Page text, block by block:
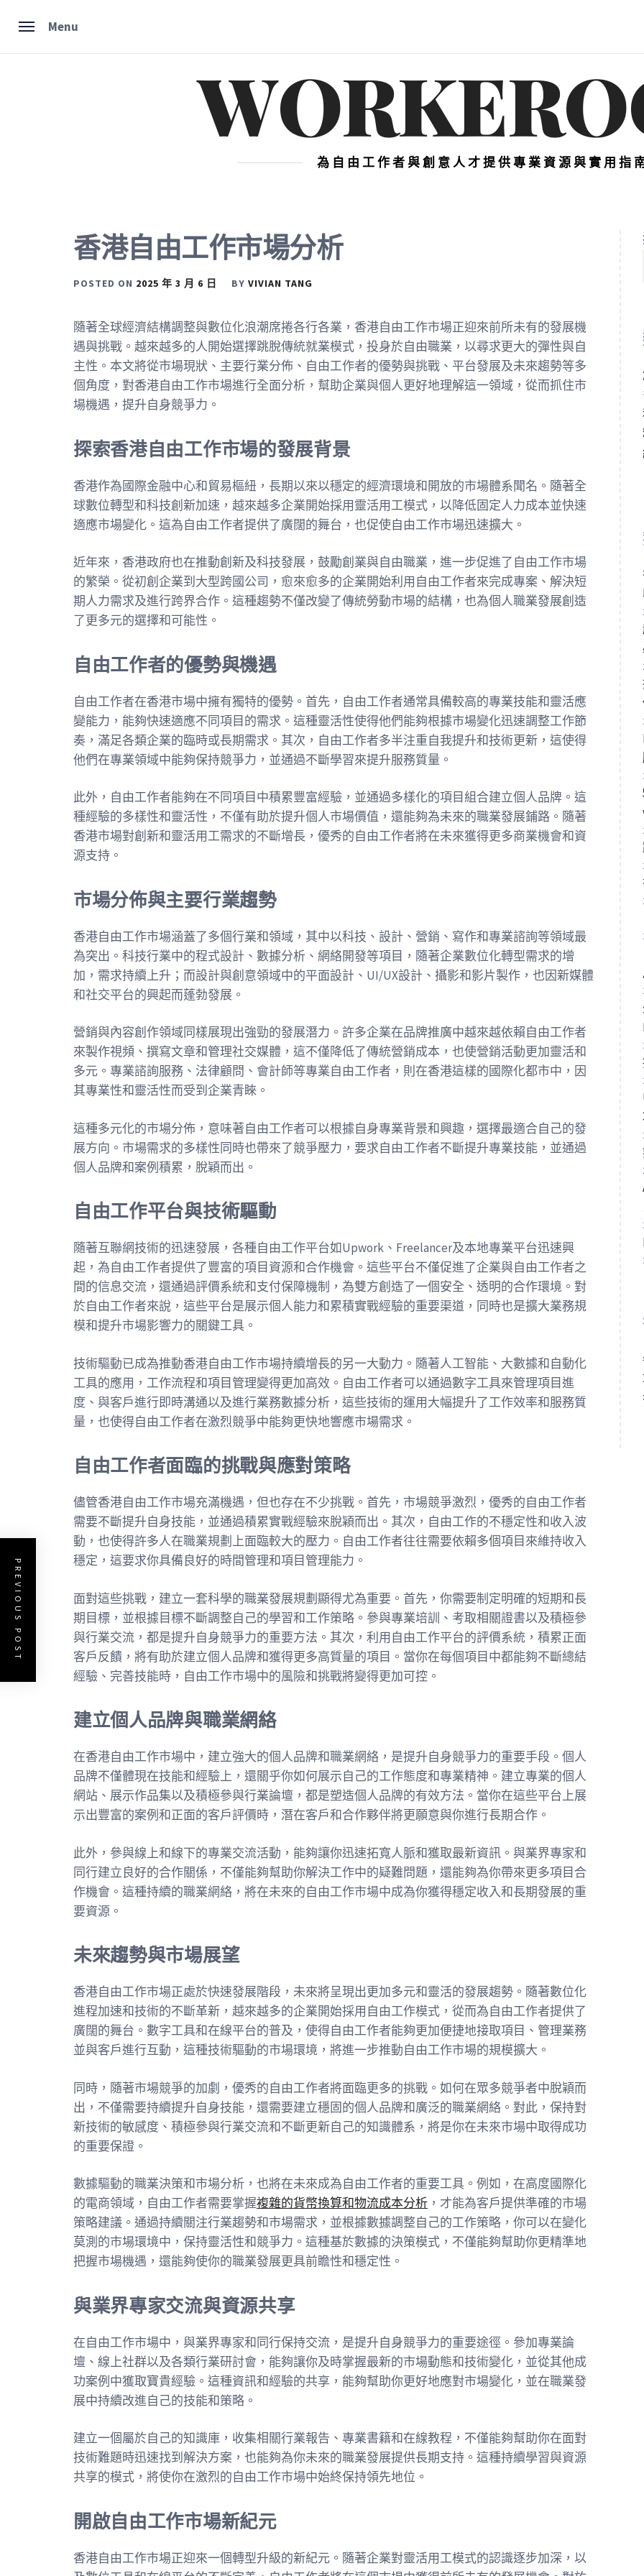
Menu
為自由工作者與創意人才提供專業資源與實用指
香港自由工作市場分析
POSTED ON 2025 年 3 月 6 日 BY VIVIAN TANG
隨著全球經濟結構調整與數位化浪潮席捲各行各業，香港自由工作市場正迎來前所未有的發展機
遇與挑戰。越來越多的人開始選擇跳脫傳統就業模式，投身於自由職業，以尋求更大的彈性與自
主性。本文將從市場現狀、主要行業分佈、自由工作者的優勢與挑戰、平台發展及未來趨勢等多
個角度，對香港自由工作市場進行全面分析，幫助企業與個人更好地理解這一領域，從而抓住市
場機遇，提升自身競爭力。
探索香港自由工作市場的發展背景
香港作為國際金融中心和貿易樞紐，長期以來以穩定的經濟環境和開放的市場體系聞名。隨著全
球數位轉型和科技創新加速，越來越多企業開始採用靈活用工模式，以降低固定人力成本並快速
適應市場變化。這為自由工作者提供了廣闊的舞台，也促使自由工作市場迅速擴大。
近年來，香港政府也在推動創新及科技發展，鼓勵創業與自由職業，進一步促進了自由工作市場
的繁榮。從初創企業到大型跨國公司，愈來愈多的企業開始利用自由工作者來完成專案、解決短
期人力需求及進行跨界合作。這種趨勢不僅改變了傳統勞動市場的結構，也為個人職業發展創造
了更多元的選擇和可能性。
自由工作者的優勢與機遇
自由工作者在香港市場中擁有獨特的優勢。首先，自由工作者通常具備較高的專業技能和靈活應
變能力，能夠快速適應不同項目的需求。這種靈活性使得他們能夠根據市場變化迅速調整工作節
奏，滿足各類企業的臨時或長期需求。其次，自由工作者多半注重自我提升和技術更新，這使得
他們在專業領域中能夠保持競爭力，並通過不斷學習來提升服務質量。
此外，自由工作者能夠在不同項目中積累豐富經驗，並通過多樣化的項目組合建立個人品牌。這
種經驗的多樣性和靈活性，不僅有助於提升個人市場價值，還能夠為未來的職業發展鋪路。隨著
香港市場對創新和靈活用工需求的不斷增長，優秀的自由工作者將在未來獲得更多商業機會和資
源支持。
市場分佈與主要行業趨勢
香港自由工作市場涵蓋了多個行業和領域，其中以科技、設計、營銷、寫作和專業諮詢等領域最
為突出。科技行業中的程式設計、數據分析、網絡開發等項目，隨著企業數位化轉型需求的增
加，需求持續上升；而設計與創意領域中的平面設計、UI/UX設計、攝影和影片製作，也因新媒體
和社交平台的興起而蓬勃發展。
營銷與內容創作領域同樣展現出強勁的發展潛力。許多企業在品牌推廣中越來越依賴自由工作者
來製作視頻、撰寫文章和管理社交媒體，這不僅降低了傳統營銷成本，也使營銷活動更加靈活和
多元。專業諮詢服務、法律顧問、會計師等專業自由工作者，則在香港這樣的國際化都市中，因
其專業性和靈活性而受到企業青睞。
這種多元化的市場分佈，意味著自由工作者可以根據自身專業背景和興趣，選擇最適合自己的發
展方向。市場需求的多樣性同時也帶來了競爭壓力，要求自由工作者不斷提升專業技能，並通過
個人品牌和案例積累，脫穎而出。
自由工作平台與技術驅動
隨著互聯網技術的迅速發展，各種自由工作平台如Upwork、Freelancer及本地專業平台迅速興
起，為自由工作者提供了豐富的項目資源和合作機會。這些平台不僅促進了企業與自由工作者之
間的信息交流，還通過評價系統和支付保障機制，為雙方創造了一個安全、透明的合作環境。對
於自由工作者來說，這些平台是展示個人能力和累積實戰經驗的重要渠道，同時也是擴大業務規
模和提升市場影響力的關鍵工具。
技術驅動已成為推動香港自由工作市場持續增長的另一大動力。隨著人工智能、大數據和自動化
工具的應用，工作流程和項目管理變得更加高效。自由工作者可以通過數字工具來管理項目進
度、與客戶進行即時溝通以及進行業務數據分析，這些技術的運用大幅提升了工作效率和服務質
量，也使得自由工作者在激烈競爭中能夠更快地響應市場需求。
自由工作者面臨的挑戰與應對策略
儘管香港自由工作市場充滿機遇，但也存在不少挑戰。首先，市場競爭激烈，優秀的自由工作者
需要不斷提升自身技能，並通過積累實戰經驗來脫穎而出。其次，自由工作的不穩定性和收入波
動，也使得許多人在職業規劃上面臨較大的壓力。自由工作者往往需要依賴多個項目來維持收入
穩定，這要求你具備良好的時間管理和項目管理能力。
面對這些挑戰，建立一套科學的職業發展規劃顯得尤為重要。首先，你需要制定明確的短期和長
期目標，並根據目標不斷調整自己的學習和工作策略。參與專業培訓、考取相關證書以及積極參
與行業交流，都是提升自身競爭力的重要方法。其次，利用自由工作平台的評價系統，積累正面
客戶反饋，將有助於建立個人品牌和獲得更多高質量的項目。當你在每個項目中都能夠不斷總結
經驗、完善技能時，自由工作市場中的風險和挑戰將變得更加可控。
建立個人品牌與職業網絡
在香港自由工作市場中，建立強大的個人品牌和職業網絡，是提升自身競爭力的重要手段。個人
品牌不僅體現在技能和經驗上，還關乎你如何展示自己的工作態度和專業精神。建立專業的個人
網站、展示作品集以及積極參與行業論壇，都是塑造個人品牌的有效方法。當你在這些平台上展
示出豐富的案例和正面的客戶評價時，潛在客戶和合作夥伴將更願意與你進行長期合作。
此外，參與線上和線下的專業交流活動，能夠讓你迅速拓寬人脈和獲取最新資訊。與業界專家和
同行建立良好的合作關係，不僅能夠幫助你解決工作中的疑難問題，還能夠為你帶來更多項目合
作機會。這種持續的職業網絡，將在未來的自由工作市場中成為你獲得穩定收入和長期發展的重
要資源。
未來趨勢與市場展望
香港自由工作市場正處於快速發展階段，未來將呈現出更加多元和靈活的發展趨勢。隨著數位化
進程加速和技術的不斷革新，越來越多的企業開始採用自由工作模式，從而為自由工作者提供了
廣闊的舞台。數字工具和在線平台的普及，使得自由工作者能夠更加便捷地接取項目、管理業務
並與客戶進行互動，這種技術驅動的市場環境，將進一步推動自由工作市場的規模擴大。
同時，隨著市場競爭的加劇，優秀的自由工作者將面臨更多的挑戰。如何在眾多競爭者中脫穎而
出，不僅需要持續提升自身技能，還需要建立穩固的個人品牌和廣泛的職業網絡。對此，保持對
新技術的敏感度、積極參與行業交流和不斷更新自己的知識體系，將是你在未來市場中取得成功
的重要保證。
數據驅動的職業決策和市場分析，也將在未來成為自由工作者的重要工具。例如，在高度國際化
的電商領域，自由工作者需要掌握複雜的貨幣換算和物流成本分析 ，才能為客戶提供準確的市場
策略建議。通過持續關注行業趨勢和市場需求，並根據數據調整自己的工作策略，你可以在變化
莫測的市場環境中，保持靈活性和競爭力。這種基於數據的決策模式，不僅能夠幫助你更精準地
把握市場機遇，還能夠使你的職業發展更具前瞻性和穩定性。
與業界專家交流與資源共享
在自由工作市場中，與業界專家和同行保持交流，是提升自身競爭力的重要途徑。參加專業論
壇、線上社群以及各類行業研討會，能夠讓你及時掌握最新的市場動態和技術變化，並從其他成
功案例中獲取寶貴經驗。這種資訊和經驗的共享，能夠幫助你更好地應對市場變化，並在職業發
展中持續改進自己的技能和策略。
建立一個屬於自己的知識庫，收集相關行業報告、專業書籍和在線教程，不僅能夠幫助你在面對
技術難題時迅速找到解決方案，也能夠為你未來的職業發展提供長期支持。這種持續學習與資源
共享的模式，將使你在激烈的自由工作市場中始終保持領先地位。
開啟自由工作市場新紀元
香港自由工作市場正迎來一個轉型升級的新紀元。隨著企業對靈活用工模式的認識逐步加深，以
PREVIOUS POST